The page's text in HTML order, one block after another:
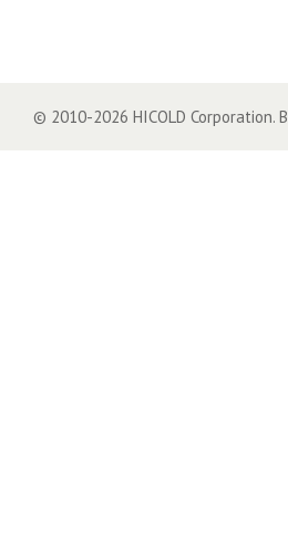
© 2010-2026 HICOLD Corporation.